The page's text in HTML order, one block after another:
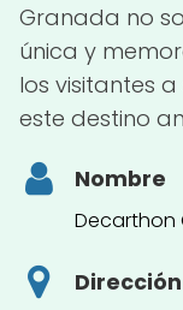
Granada no
única y
los visitantes
este destino
Nombre
Decarthon
Dirección